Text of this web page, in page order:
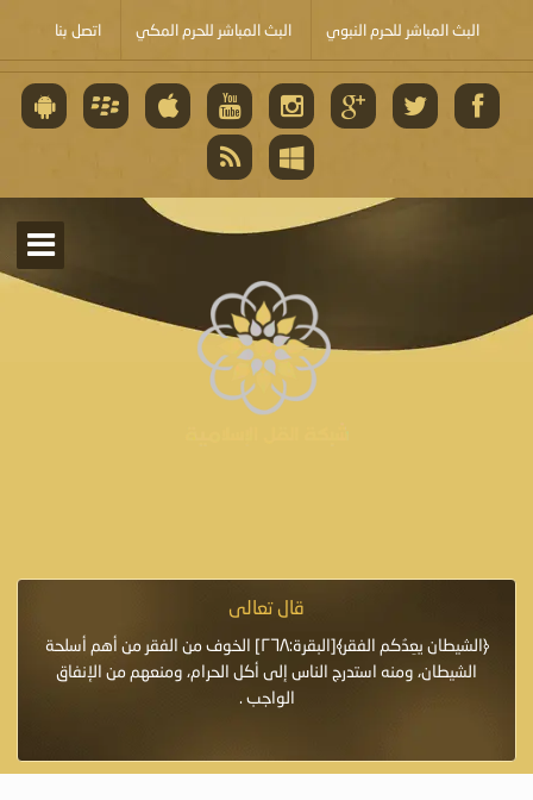
البث المباشر للحرم النبوي البث المباشر للحرم المكي اتصل بنا
قال تعالى
﴿الشيطان يعِدُكم الفقر﴾[البقرة:٢٦٨] الخوف من الفقر من أهم أسلحة
الشيطان، ومنه استدرج الناس إلى أكل الحرام، ومنعهم من الإنفاق
الواجب .